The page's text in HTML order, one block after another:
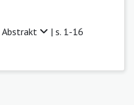
Abstrakt | s. 1-16